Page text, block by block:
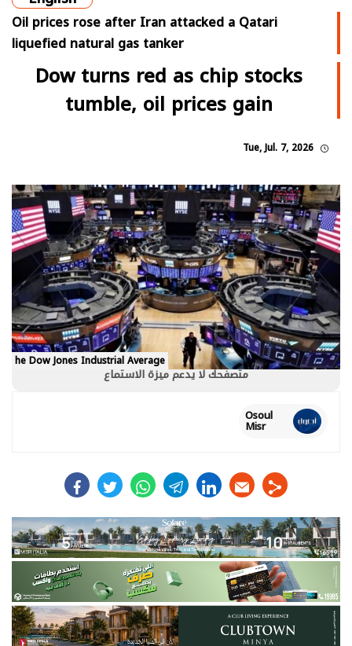
Oil prices rose after Iran attacked a Qatari
liquefied natural gas tanker
Dow turns red as chip stocks
tumble, oil prices gain
he Dow Jones Industrial Average
متصفحك لا يدعم ميزة الاستماع
Osoul
Misr
facebooktwitterwhatstelegramlinkedin